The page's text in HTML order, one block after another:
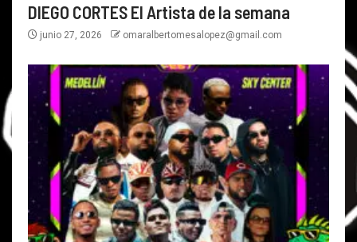
DIEGO CORTES El Artista de la semana
junio 27, 2026 omaralbertomesalopez@gmail.com